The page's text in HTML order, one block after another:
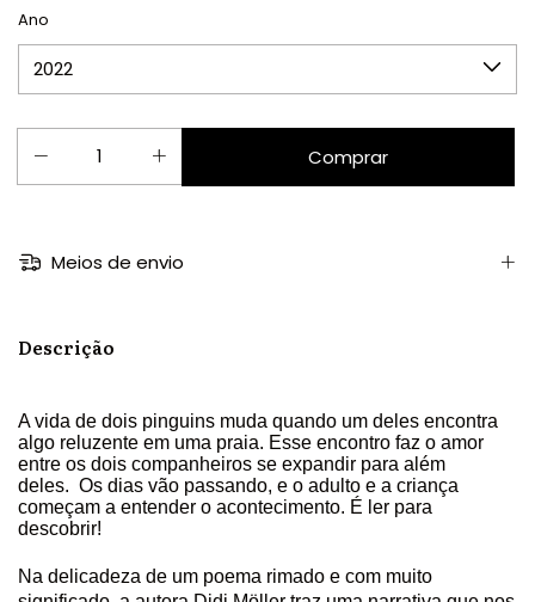
Ano
Meios de envio
Descrição
A vida de dois pinguins muda quando um deles encontra
algo reluzente em uma praia. Esse encontro faz o amor
entre os dois companheiros se expandir para além
deles. Os dias vão passando, e o adulto e a criança
começam a entender o acontecimento. É ler para
descobrir!
Na delicadeza de um poema rimado e com muito